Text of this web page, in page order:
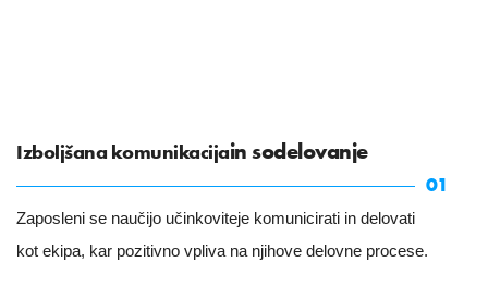
Izboljšana komunikacijain sodelovanje
01
Zaposleni se naučijo učinkoviteje komunicirati in delovati
kot ekipa, kar pozitivno vpliva na njihove delovne procese.